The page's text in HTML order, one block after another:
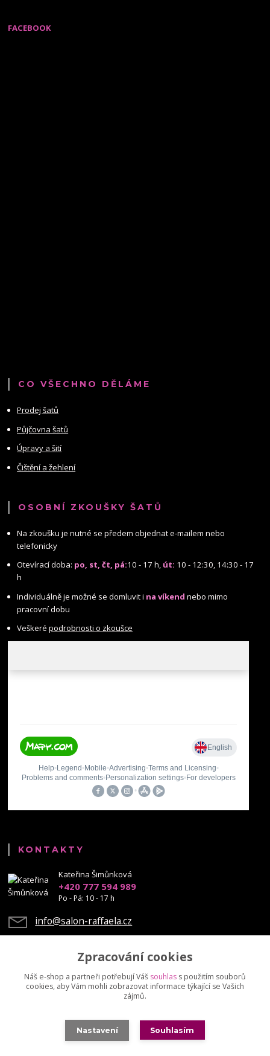
FACEBOOK
CO VŠECHNO DĚLÁME
Prodej šatů
Půjčovna šatů
Úpravy a šití
Čištění a žehlení
OSOBNÍ ZKOUŠKY ŠATŮ
Na zkoušku je nutné se předem objednat e-mailem nebo
telefonicky
Otevírací doba: po, st, čt, pá:10 - 17 h, út: 10 - 12:30, 14:30 - 17
h
Individuálně je možné se domluvit i na víkend nebo mimo
pracovní dobu
Veškerépodrobnosti o zkoušce
KONTAKTY
Kateřina Šimůnková
+420 777 594 989
Po - Pá: 10 - 17 h
info@salon-raffaela.cz
Upravit sběr cookies.
© Mgr. Kateřina Šimůnková, 2023 - další šíření našich fotek je chráněno
autorskými právy
Zpracování cookies
Náš e-shop a partneři potřebují Váš souhlas s použitím souborů
cookies, aby Vám mohli zobrazovat informace týkající se Vašich
zájmů.
Nastavení Souhlasím